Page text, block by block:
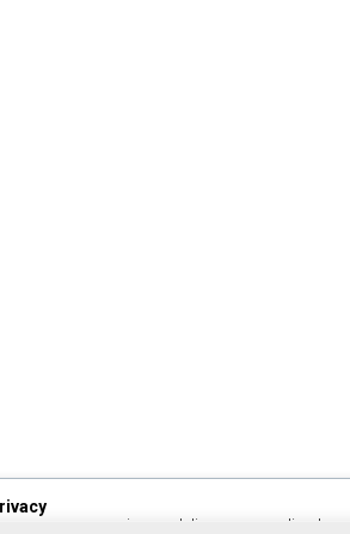
your experience, deliver personalized